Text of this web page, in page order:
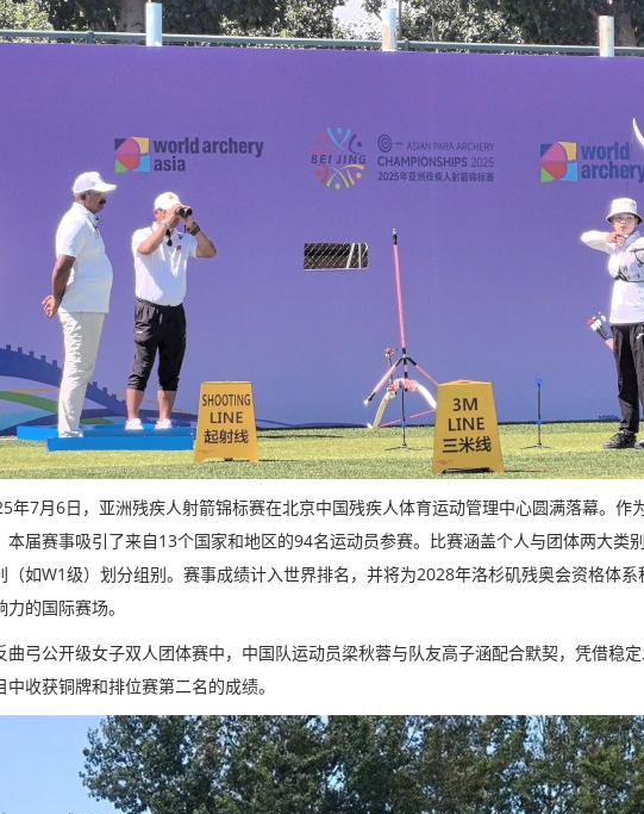
年7月6日，亚洲残疾人射箭锦标赛在北京中国残疾人体育运动管理中心圆满落幕。作
本届赛事吸引了来自13个国家和地区的94名运动员参赛。比赛涵盖个人与团体两大类
（如W1级）划分组别。赛事成绩计入世界排名，并将为2028年洛杉矶残奥会资格体
力的国际赛场。
曲弓公开级女子双人团体赛中，中国队运动员梁秋蓉与队友高子涵配合默契，凭借稳
中收获铜牌和排位赛第二名的成绩。